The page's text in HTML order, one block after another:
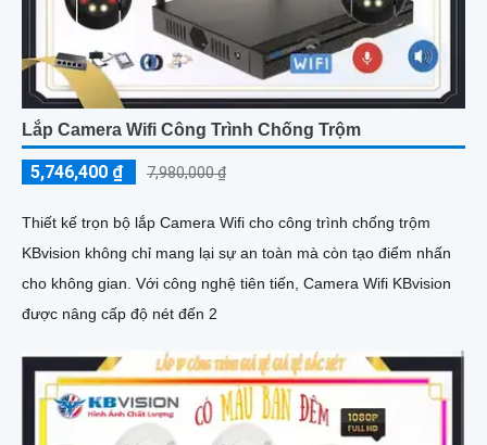
Lắp Camera Wifi Công Trình Chống Trộm
5,746,400 ₫ 7,980,000 ₫
Thiết kế trọn bộ lắp Camera Wifi cho công trình chống trộm
KBvision không chỉ mang lại sự an toàn mà còn tạo điểm nhấn
cho không gian. Với công nghệ tiên tiến, Camera Wifi KBvision
được nâng cấp độ nét đến 2